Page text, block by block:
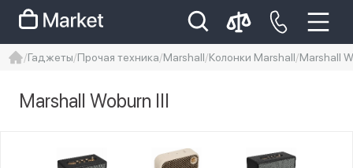
Iphone 14 pro max
айфон 14
Гаджеты Прочая техника Marshall Колонки Marshall Marshall
Marshall Woburn III